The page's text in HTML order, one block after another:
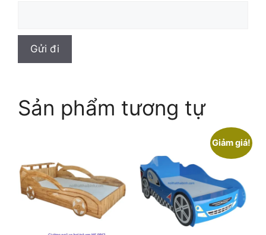
Sản phẩm tương tự
Giảm giá!